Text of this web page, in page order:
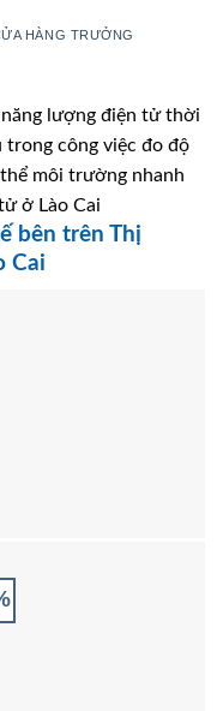
HÀNG TRƯỞNG
lượng điện tử thời
công việc đo độ
môi trường nhanh
ở Lào Cai
bên trên Thị
Cai